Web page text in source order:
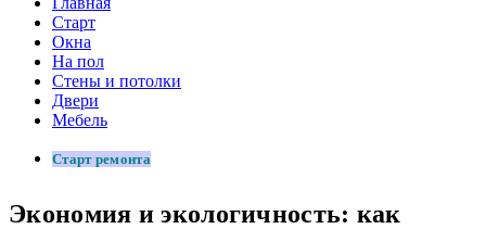
Старт
Окна
На пол
Стены и потолки
Двери
Мебель
Старт ремонта
Экономия и экологичность: как